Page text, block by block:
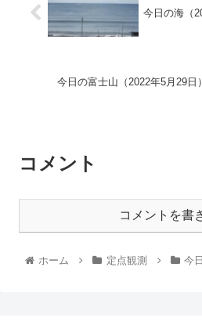
今日の海（
今日の富士山（2022年5月29日）
コメント
コメントを書
ホーム 定点観測 今